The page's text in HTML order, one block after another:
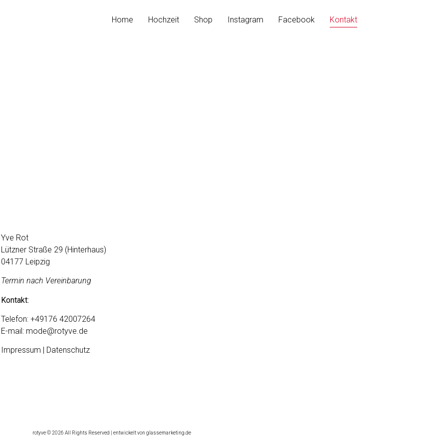
Home Hochzeit Shop Instagram Facebook Kontakt
Yve Rot
Lützner Straße 29 (Hinterhaus)
04177 Leipzig
Termin nach Vereinbarung
Kontakt:
Telefon: +49176 42007264
E-mail: mode@rotyve.de
Impressum | Datenschutz
rotyve © 2026 All Rights Reserved | entwickelt von glassemarketing.de